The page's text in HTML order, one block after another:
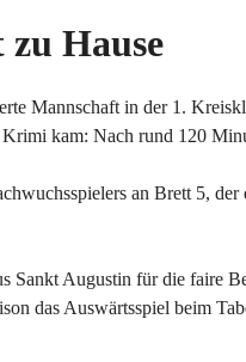
Hause
Mannschaft in der 1.
kam: Nach rund 120
an Brett 5,
Sankt Augustin für die faire
das Auswärtsspiel beim